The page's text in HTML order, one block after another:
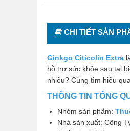
CHI TIẾT SẢN
Ginkgo Citicolin Extra
hỗ trợ sức khỏe sau tai
nhiêu? Cùng tìm hiểu
THÔNG TIN TỔNG
Nhóm sản phẩm:
Nhà sản xuất: Công